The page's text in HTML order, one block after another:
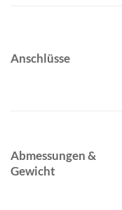
Anschlüsse
Abmessungen &
Gewicht